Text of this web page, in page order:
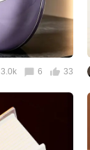
3.0k 6 33